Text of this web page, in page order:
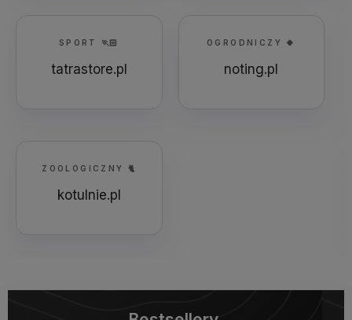
tatrastore.pl noting.pl
kotulnie.pl